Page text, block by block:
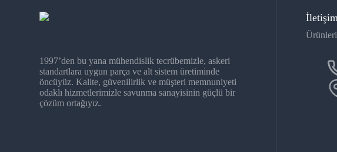
1997’den bu yana mühendislik tecrübemizle, askeri
standartlara uygun parça ve alt sistem üretiminde
öncüyüz. Kalite, güvenilirlik ve müşteri memnuniyeti
odaklı hizmetlerimizle savunma sanayisinin güçlü bir
çözüm ortağıyız.